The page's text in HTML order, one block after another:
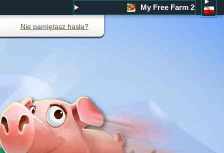
My Free Farm 2
Nie pamiętasz hasła?